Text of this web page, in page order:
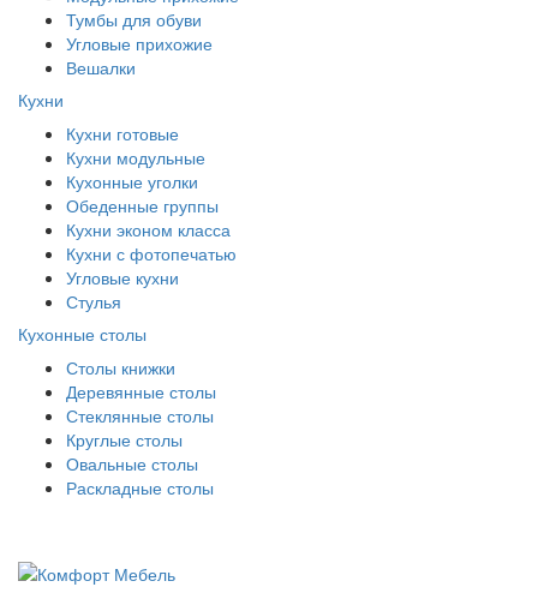
Тумбы для обуви
Угловые прихожие
Вешалки
Кухни
Кухни готовые
Кухни модульные
Кухонные уголки
Обеденные группы
Кухни эконом класса
Кухни с фотопечатью
Угловые кухни
Стулья
Кухонные столы
Столы книжки
Деревянные столы
Стеклянные столы
Круглые столы
Овальные столы
Раскладные столы